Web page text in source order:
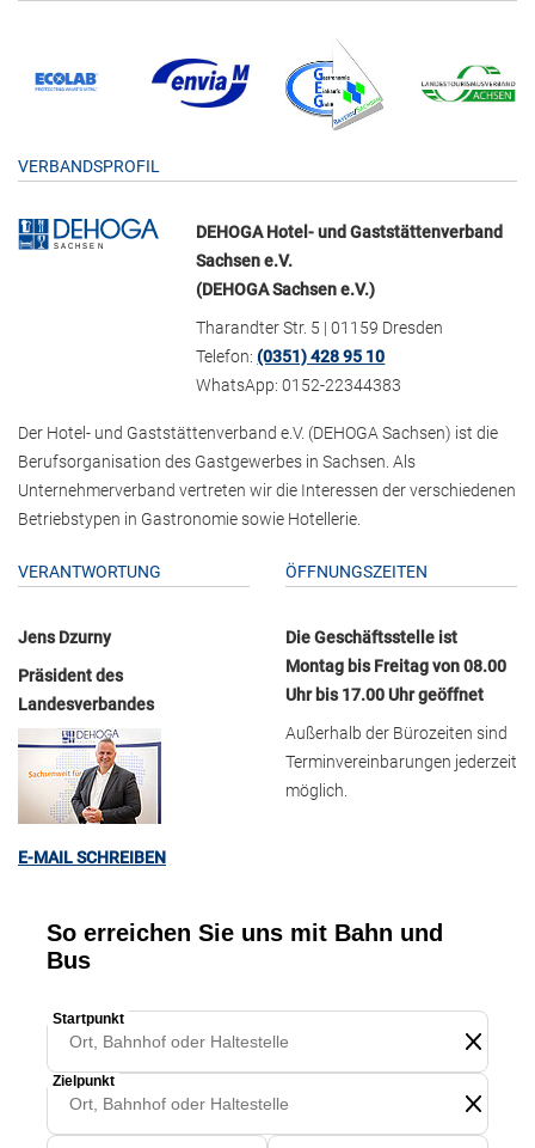
VERBANDSPROFIL
DEHOGA Hotel- und Gaststättenverband
Sachsen e.V.
(DEHOGA Sachsen e.V.)
Tharandter Str. 5 | 01159 Dresden
Telefon:(0351) 428 95 10
WhatsApp: 0152-22344383
Der Hotel- und Gaststättenverband e.V. (DEHOGA Sachsen) ist die
Berufsorganisation des Gastgewerbes in Sachsen. Als
Unternehmerverband vertreten wir die Interessen der verschiedenen
Betriebstypen in Gastronomie sowie Hotellerie.
VERANTWORTUNG
Jens Dzurny
Präsident des
Landesverbandes
E-MAIL SCHREIBEN
ÖFFNUNGSZEITEN
Die Geschäftsstelle ist
Montag bis Freitag von 08.00
Uhr bis 17.00 Uhr geöffnet
Außerhalb der Bürozeiten sind
Terminvereinbarungen jederzeit
möglich.